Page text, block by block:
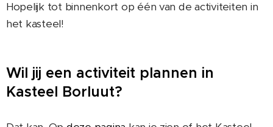
Hopelijk tot binnenkort op één van de activiteiten in
het kasteel!
Wil jij een activiteit plannen in
Kasteel Borluut?